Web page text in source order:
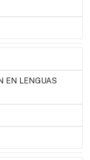
EN LENGUAS